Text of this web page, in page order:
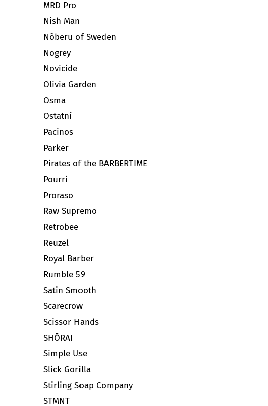
MRD Pro
Nish Man
Nõberu of Sweden
Nogrey
Novicide
Olivia Garden
Osma
Ostatní
Pacinos
Parker
Pirates of the BARBERTIME
Pourri
Proraso
Raw Supremo
Retrobee
Reuzel
Royal Barber
Rumble 59
Satin Smooth
Scarecrow
Scissor Hands
SHŌRAI
Simple Use
Slick Gorilla
Stirling Soap Company
STMNT